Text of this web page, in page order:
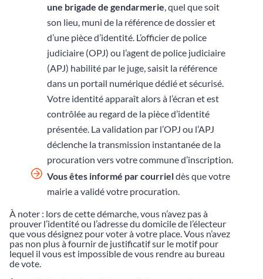
une brigade de gendarmerie , quel que soit
son lieu, muni de la référence de dossier et
d’une pièce d’identité. L’officier de police
judiciaire (OPJ) ou l’agent de police judiciaire
(APJ) habilité par le juge, saisit la référence
dans un portail numérique dédié et sécurisé.
Votre identité apparaît alors à l’écran et est
contrôlée au regard de la pièce d’identité
présentée. La validation par l’OPJ ou l’APJ
déclenche la transmission instantanée de la
procuration vers votre commune d’inscription.
Vous êtes informé par courrieldès que votre
mairie a validé votre procuration.
À noter : lors de cette démarche, vous n’avez pas à
prouver l’identité ou l’adresse du domicile de l’électeur
que vous désignez pour voter à votre place. Vous n’avez
pas non plus à fournir de justificatif sur le motif pour
lequel il vous est impossible de vous rendre au bureau
de vote.